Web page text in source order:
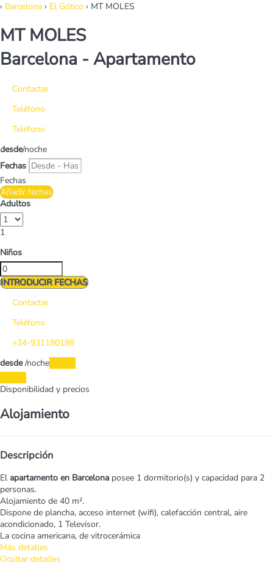
› Barcelona › El Gótico › MT MOLES
MT MOLES
Barcelona - Apartamento
Contactar
Teléfono
Teléfono
desde/noche
Fechas
Fechas
Añadir fechas
Adultos
1
Niños
INTRODUCIR FECHAS
Contactar
Teléfono
+34-931180188
desde /noche
Disponibilidad y precios
Alojamiento
Descripción
El apartamento en Barcelona posee 1 dormitorio(s) y capacidad para 2
personas.
Alojamiento de 40 m².
Dispone de plancha, acceso internet (wifi), calefacción central, aire
acondicionado, 1 Televisor.
La cocina americana, de vitrocerámica
Más detalles
Ocultar detalles